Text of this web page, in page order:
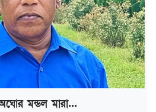
অঘোর মন্ডল মারা...